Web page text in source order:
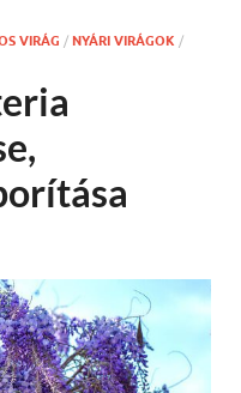
VIRÁG / NYÁRI VIRÁGOK /